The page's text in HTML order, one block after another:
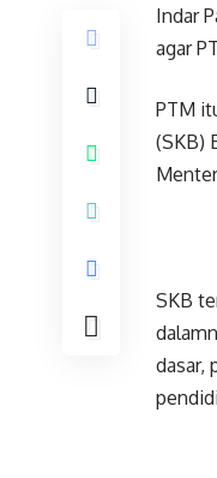
Indar
agar
PTM
(SKB)
SKB
dasar,